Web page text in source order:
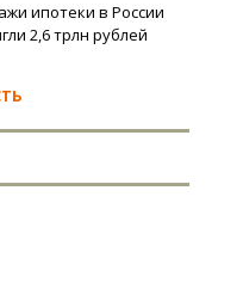
ипотеки в России
2,6 трлн рублей